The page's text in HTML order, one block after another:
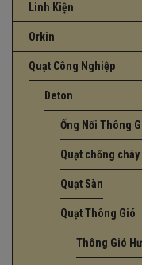
Linh Kiện
Orkin
Quạt Công Nghiệp
Deton
Ống Nối Thông
Quạt chống cháy
Quạt Sàn
Quạt Thông Gió
Thông Gió